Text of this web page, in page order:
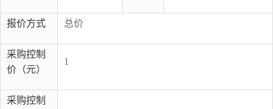
报价方式 总价
采购控制
价（元）
1
采购控制